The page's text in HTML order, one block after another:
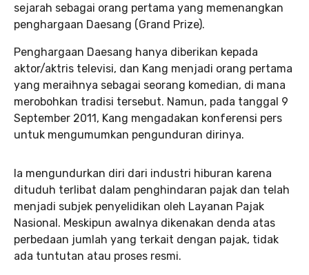
sejarah sebagai orang pertama yang memenangkan
penghargaan Daesang (Grand Prize).
Penghargaan Daesang hanya diberikan kepada
aktor/aktris televisi, dan Kang menjadi orang pertama
yang meraihnya sebagai seorang komedian, di mana
merobohkan tradisi tersebut. Namun, pada tanggal 9
September 2011, Kang mengadakan konferensi pers
untuk mengumumkan pengunduran dirinya.
Ia mengundurkan diri dari industri hiburan karena
dituduh terlibat dalam penghindaran pajak dan telah
menjadi subjek penyelidikan oleh Layanan Pajak
Nasional. Meskipun awalnya dikenakan denda atas
perbedaan jumlah yang terkait dengan pajak, tidak
ada tuntutan atau proses resmi.